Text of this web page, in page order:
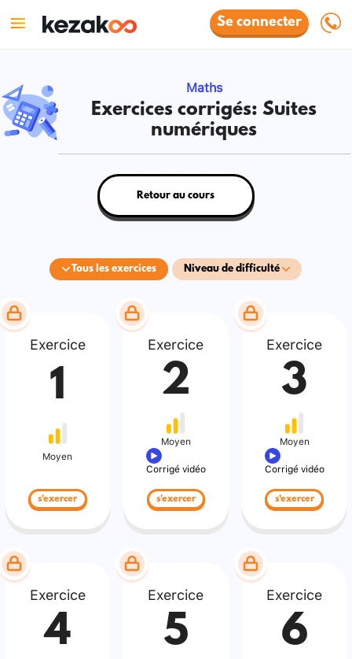
Se connecter
Maths
Exercices corrigés: Suites
numériques
Tous les exercices Niveau de difficulté
Retour au cours
Exercice
1
Moyen
s'exercer
Exercice
2
Moyen
Corrigé vidéo
s'exercer
Exercice
3
Moyen
Corrigé vidéo
s'exercer
Exercice
4
Exercice
5
Exercice
6